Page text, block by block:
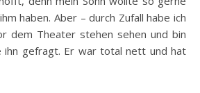
haben. Aber – durch Zufall habe ich
dem Theater stehen sehen und bin
ihn gefragt. Er war total nett und hat